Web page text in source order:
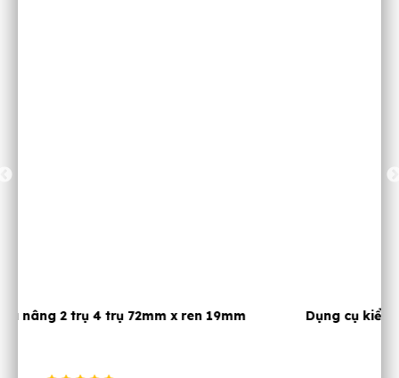
Dụng cụ kiểm tra dòng điện ô tô JTC 1704